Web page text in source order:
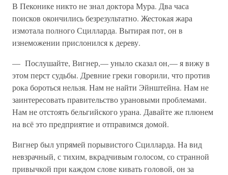
В Пеконике никто не знал доктора Мура. Два часа
поисков окончились безрезультатно. Жестокая жара
измотала полного Сцилларда. Вытирая пот, он в
изнеможении прислонился к дереву.
— Послушайте, Вигнер,— уныло сказал он,— я вижу в
этом перст судьбы. Древние греки говорили, что против
рока бороться нельзя. Нам не найти Эйнштейна. Нам не
заинтересовать правительство урановыми проблемами.
Нам не отстоять бельгийского урана. Давайте же плюнем
на всё это предприятие и отправимся домой.
Вигнер был упрямей порывистого Сцилларда. На вид
невзрачный, с тихим, вкрадчивым голосом, со странной
привычкой при каждом слове кивать головой, он за